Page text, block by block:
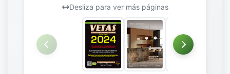
Desliza para ver más páginas